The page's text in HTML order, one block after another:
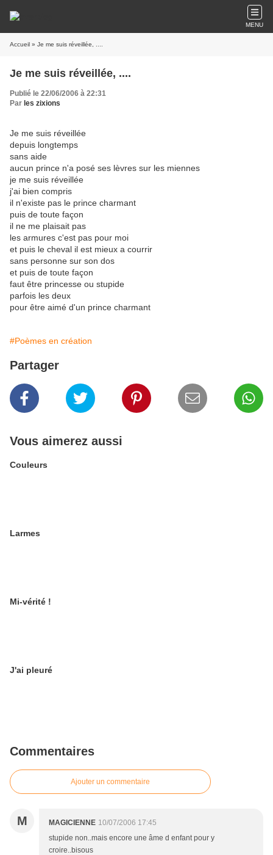
MENU
Accueil » Je me suis réveillée, ....
Je me suis réveillée, ....
Publié le 22/06/2006 à 22:31
Par les zixions
Je me suis réveillée
depuis longtemps
sans aide
aucun prince n'a posé ses lèvres sur les miennes
je me suis réveillée
j'ai bien compris
il n'existe pas le prince charmant
puis de toute façon
il ne me plaisait pas
les armures c'est pas pour moi
et puis le cheval il est mieux a courrir
sans personne sur son dos
et puis de toute façon
faut être princesse ou stupide
parfois les deux
pour être aimé d'un prince charmant
#Poèmes en création
Partager
Vous aimerez aussi
Couleurs
Larmes
Mi-vérité !
J'ai pleuré
Commentaires
Ajouter un commentaire
M MAGICIENNE 10/07/2006 17:45
stupide non..mais encore une âme d enfant pour y
croire..bisous